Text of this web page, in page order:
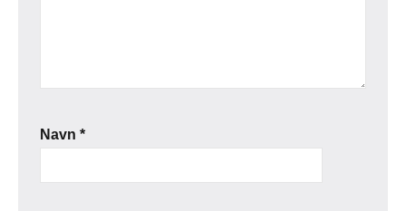
Navn *